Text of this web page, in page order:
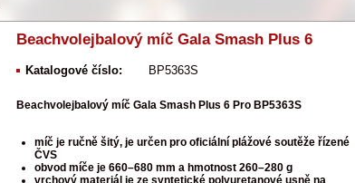
Beachvolejbalový míč Gala Smash Plus 6
Katalogové číslo: BP5363S
Beachvolejbalový míč Gala Smash Plus 6 Pro BP5363S
míč je ručně šitý, je určen pro oficiální plážové soutěže řízené
ČVS
obvod míče je 660–680 mm a hmotnost 260–280 g
vrchový materiál je ze syntetické polyuretanové usně na